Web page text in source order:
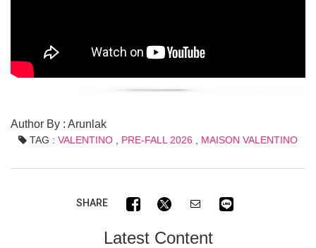
Author By : Arunlak
TAG : VALENTINO PRE-FALL 2026 MAISON VALENTINO
SHARE
Latest Content